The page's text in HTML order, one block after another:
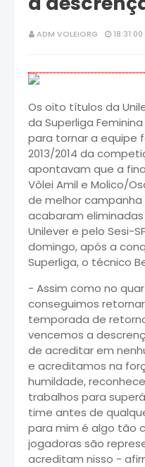
ADM VOLEIORG 18:31:00
Os oito títulos da
da Superliga
para tornar a equipe
2013/2014 da
apontavam que a
Vôlei Amil e Molico/
de melhor
acabaram
Unilever e pelo Sesi-
domingo, após a
Superliga, o técnico
- Assim como no
conseguimos
temporada de
vencemos a
de acreditar em
e acreditamos na
humildade,
trabalhos para
time antes de
para mim é algo tão
jogadoras são
acreditam nisso -